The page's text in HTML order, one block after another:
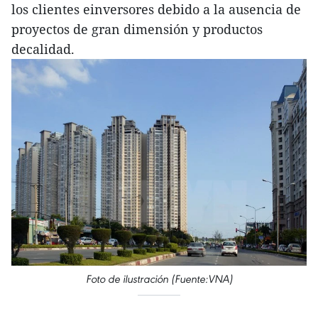
los clientes einversores debido a la ausencia de
proyectos de gran dimensión y productos
decalidad.
Foto de ilustración (Fuente:VNA)